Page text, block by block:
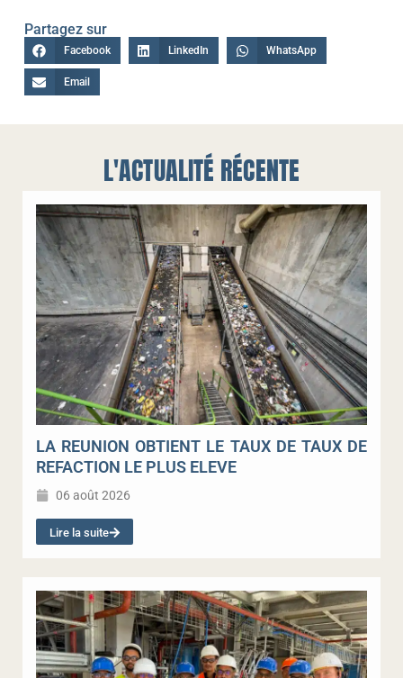
Partagez sur
Facebook LinkedIn WhatsApp
Email
L'ACTUALITÉ RÉCENTE
LA REUNION OBTIENT LE TAUX DE TAUX DE
REFACTION LE PLUS ELEVE
06 août 2026
Lire la suite